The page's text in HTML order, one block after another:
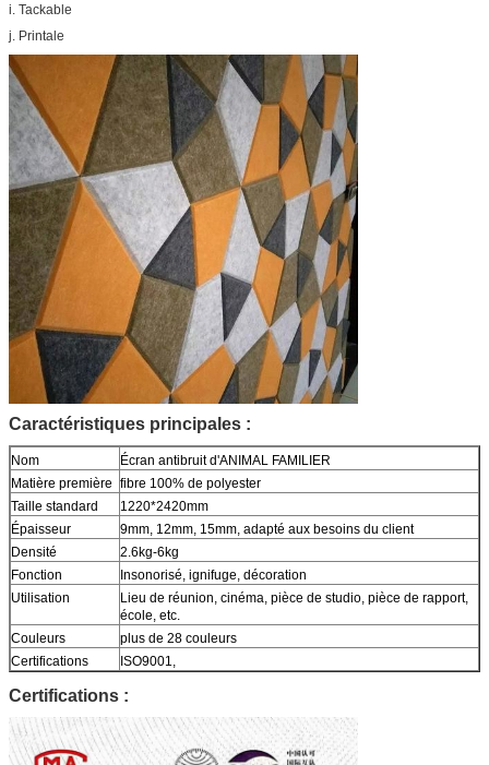
i. Tackable
j. Printale
Caractéristiques principales :
Nom
Écran antibruit d'ANIMAL FAMILIER
Matière première fibre 100% de polyester
Taille standard
1220*2420mm
Épaisseur
9mm, 12mm, 15mm, adapté aux besoins du client
Densité
2.6kg-6kg
Fonction
Insonorisé, ignifuge, décoration
Utilisation
Lieu de réunion, cinéma, pièce de studio, pièce de rapport,
école, etc.
Couleurs
plus de 28 couleurs
Certifications
ISO9001,
Certifications :